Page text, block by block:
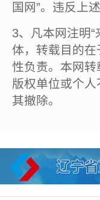
国网”。违反上
3、凡本网注明
体，转载目的
性负责。本网
版权单位或个
其撤除。